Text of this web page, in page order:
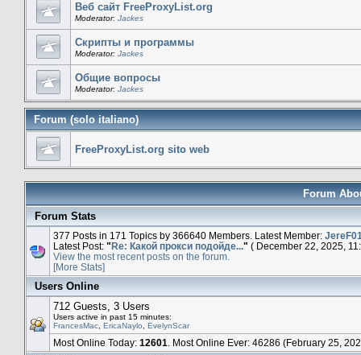
Веб сайт FreeProxyList.org
Moderator: Jackes
Скрипты и программы
Moderator: Jackes
Общие вопросы
Moderator: Jackes
Forum (solo italiano)
FreeProxyList.org sito web
Forum
Forum Stats
377 Posts in 171 Topics by 366640 Members. Latest Member:
Latest Post: " Re: Какой прокси подойде..." ( December 22, 2025,
View the most recent posts on the forum.
[More Stats]
Users Online
712 Guests, 3 Users
Users active in past 15 minutes:
FrancesMac, EricaNaylo, EvelynScar
Most Online Today: 12601 . Most Online Ever: 46286 (February 25,